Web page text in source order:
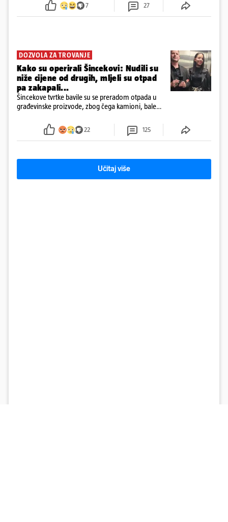
7 27
DOZVOLA ZA TROVANJE
Kako su operirali Šincekovi: Nudili su
niže cijene od drugih, mljeli su otpad
pa zakapali...
Šincekove tvrtke bavile su se preradom otpada u
građevinske proizvode, zbog čega kamioni, bale
22 125
Učitaj više